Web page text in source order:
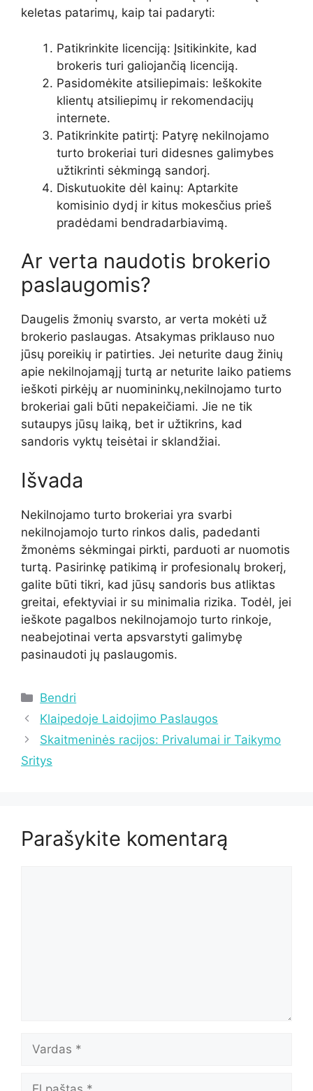
keletas patarimų, kaip tai padaryti:
Patikrinkite licenciją: Įsitikinkite, kad
brokeris turi galiojančią licenciją.
Pasidomėkite atsiliepimais: Ieškokite
klientų atsiliepimų ir rekomendacijų
internete.
Patikrinkite patirtį: Patyrę nekilnojamo
turto brokeriai turi didesnes galimybes
užtikrinti sėkmingą sandorį.
Diskutuokite dėl kainų: Aptarkite
komisinio dydį ir kitus mokesčius prieš
pradėdami bendradarbiavimą.
Ar verta naudotis brokerio
paslaugomis?
Daugelis žmonių svarsto, ar verta mokėti už
brokerio paslaugas. Atsakymas priklauso nuo
jūsų poreikių ir patirties. Jei neturite daug žinių
apie nekilnojamąjį turtą ar neturite laiko patiems
ieškoti pirkėjų ar nuomininkų,nekilnojamo turto
brokeriai gali būti nepakeičiami. Jie ne tik
sutaupys jūsų laiką, bet ir užtikrins, kad
sandoris vyktų teisėtai ir sklandžiai.
Išvada
Nekilnojamo turto brokeriai yra svarbi
nekilnojamojo turto rinkos dalis, padedanti
žmonėms sėkmingai pirkti, parduoti ar nuomotis
turtą. Pasirinkę patikimą ir profesionalų brokerį,
galite būti tikri, kad jūsų sandoris bus atliktas
greitai, efektyviai ir su minimalia rizika. Todėl, jei
ieškote pagalbos nekilnojamojo turto rinkoje,
neabejotinai verta apsvarstyti galimybę
pasinaudoti jų paslaugomis.
Kategorijos
Bendri
Klaipedoje Laidojimo Paslaugos
Skaitmeninės racijos: Privalumai ir Taikymo
Sritys
Parašykite komentarą